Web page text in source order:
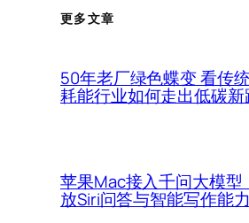
更多文章
50年老厂绿色蝶变 看传
耗能行业如何走出低碳新
苹果Mac接入千问大模型
放Siri问答与智能写作能力